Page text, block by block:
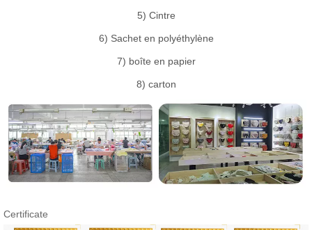
5) Cintre
6) Sachet en polyéthylène
7) boîte en papier
8) carton
Certificate